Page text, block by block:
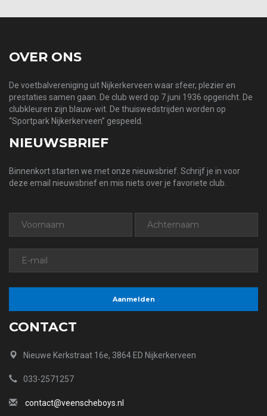
OVER ONS
De voetbalvereniging uit Nijkerkerveen waar sfeer, plezier en
prestaties samen gaan. De club werd op 7 juni 1936 opgericht. De
clubkleuren zijn blauw-wit. De thuiswedstrijden worden op
“Sportpark Nijkerkerveen” gespeeld.
NIEUWSBRIEF
Binnenkort starten we met onze nieuwsbrief. Schrijf je in voor
deze email nieuwsbrief en mis niets over je favoriete club.
CONTACT
Nieuwe Kerkstraat 16e, 3864 ED Nijkerkerveen
033-2571257
contact@veenscheboys.nl